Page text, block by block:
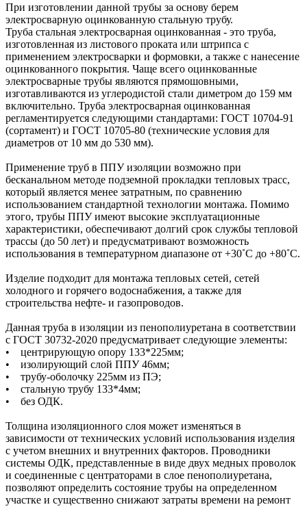
При изготовлении данной трубы за основу берем
электросварную оцинкованную стальную трубу.
Труба стальная электросварная оцинкованная - это труба,
изготовленная из листового проката или штрипса с
применением электросварки и формовки, а также с нанесение
оцинкованного покрытия. Чаще всего оцинкованные
электросварные трубы являются прямошовными,
изготавливаются из углеродистой стали диметром до 159 мм
включительно. Труба электросварная оцинкованная
регламентируется следующими стандартами: ГОСТ 10704-91
(сортамент) и ГОСТ 10705-80 (технические условия для
диаметров от 10 мм до 530 мм).
Применение труб в ППУ изоляции возможно при
бесканальном методе подземной прокладки тепловых трасс,
который является менее затратным, по сравнению
использованием стандартной технологии монтажа. Помимо
этого, трубы ППУ имеют высокие эксплуатационные
характеристики, обеспечивают долгий срок службы тепловой
трассы (до 50 лет) и предусматривают возможность
использования в температурном диапазоне от +30˚C до +80˚C.
Изделие подходит для монтажа тепловых сетей, сетей
холодного и горячего водоснабжения, а также для
строительства нефте- и газопроводов.
Данная труба в изоляции из пенополиуретана в соответствии
с ГОСТ 30732-2020 предусматривает следующие элементы:
• центрирующую опору 133*225мм;
• изолирующий слой ППУ 46мм;
• трубу-оболочку 225мм из ПЭ;
• стальную трубу 133*4мм;
• без ОДК.
Толщина изоляционного слоя может изменяться в
зависимости от технических условий использования изделия
с учетом внешних и внутренних факторов. Проводники
системы ОДК, представленные в виде двух медных проволок
и соединенные с центраторами в слое пенополиуретана,
позволяют определить состояние трубы на определенном
участке и существенно снижают затраты времени на ремонт